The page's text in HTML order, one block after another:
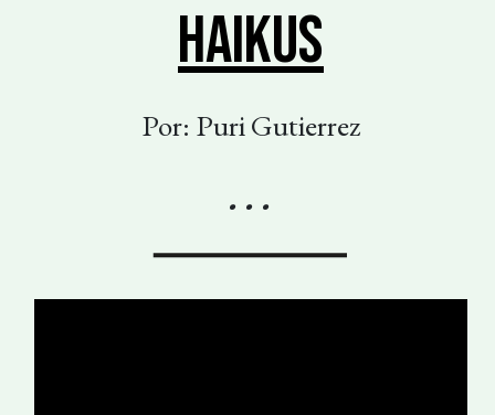
HAIKUS
Por: Puri Gutierrez
. . .